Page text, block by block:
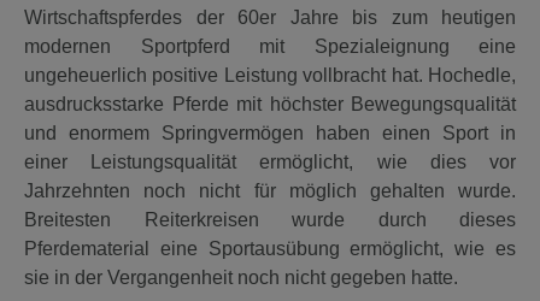
Wirtschaftspferdes der 60er Jahre bis zum heutigen
modernen Sportpferd mit Spezialeignung eine
ungeheuerlich positive Leistung vollbracht hat. Hochedle,
ausdrucksstarke Pferde mit höchster Bewegungsqualität
und enormem Springvermögen haben einen Sport in
einer Leistungsqualität ermöglicht, wie dies vor
Jahrzehnten noch nicht für möglich gehalten wurde.
Breitesten Reiterkreisen wurde durch dieses
Pferdematerial eine Sportausübung ermöglicht, wie es
sie in der Vergangenheit noch nicht gegeben hatte.